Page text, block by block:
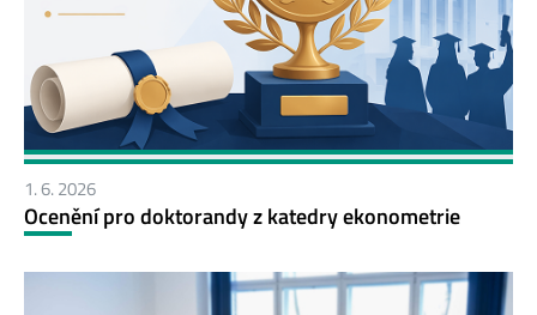
1. 6. 2026
Ocenění pro doktorandy z katedry ekonometrie